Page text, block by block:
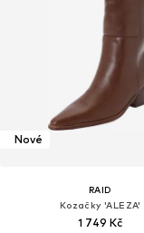
Nové
RAID
Kozačky 'ALEZA'
1 749 Kč